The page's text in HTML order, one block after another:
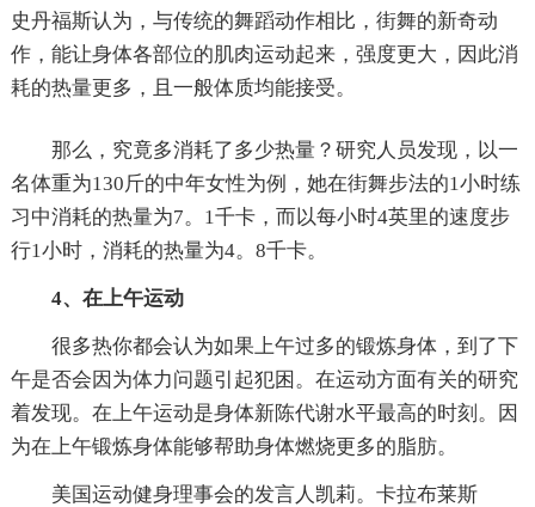
史丹福斯认为，与传统的舞蹈动作相比，街舞的新奇动
作，能让身体各部位的肌肉运动起来，强度更大，因此消
耗的热量更多，且一般体质均能接受。
那么，究竟多消耗了多少热量？研究人员发现，以一
名体重为130斤的中年女性为例，她在街舞步法的1小时练
习中消耗的热量为7。1千卡，而以每小时4英里的速度步
行1小时，消耗的热量为4。8千卡。
4、在上午运动
很多热你都会认为如果上午过多的锻炼身体，到了下
午是否会因为体力问题引起犯困。在运动方面有关的研究
着发现。在上午运动是身体新陈代谢水平最高的时刻。因
为在上午锻炼身体能够帮助身体燃烧更多的脂肪。
美国运动健身理事会的发言人凯莉。卡拉布莱斯